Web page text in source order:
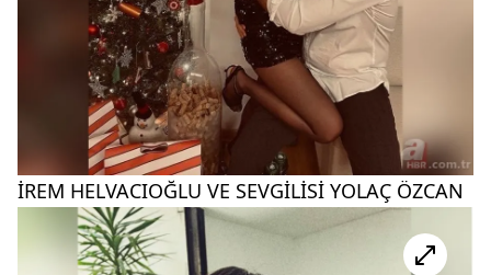
İREM HELVACIOĞLU VE SEVGİLİSİ YOLAÇ ÖZCAN